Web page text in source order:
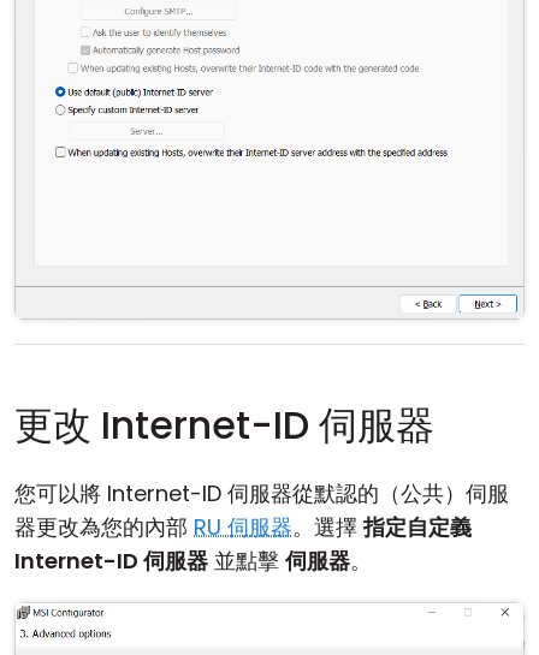
更改 Internet-ID 伺服器
您可以將 Internet-ID 伺服器從默認的（公共）伺服
器更改為您的內部 RU 伺服器。選擇指定自定義
Internet-ID 伺服器 並點擊 伺服器。